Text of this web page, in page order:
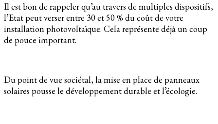
Il est bon de rappeler qu’au travers de multiples dispositifs,
l’Etat peut verser entre 30 et 50 % du coût de votre
installation photovoltaïque. Cela représente déjà un coup
de pouce important.
Du point de vue sociétal, la mise en place de panneaux
solaires pousse le développement durable et l’écologie.